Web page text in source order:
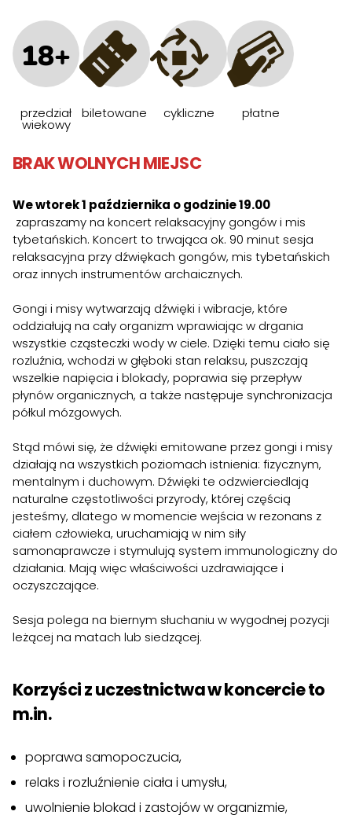
18+
przedział
wiekowy
biletowane cykliczne płatne
BRAK WOLNYCH MIEJSC
We wtorek 1 października o godzinie 19.00
zapraszamy na koncert relaksacyjny gongów i mis
tybetańskich. Koncert to trwająca ok. 90 minut sesja
relaksacyjna przy dźwiękach gongów, mis tybetańskich
oraz innych instrumentów archaicznych.
Gongi i misy wytwarzają dźwięki i wibracje, które
oddziałują na cały organizm wprawiając w drgania
wszystkie cząsteczki wody w ciele. Dzięki temu ciało się
rozluźnia, wchodzi w głęboki stan relaksu, puszczają
wszelkie napięcia i blokady, poprawia się przepływ
płynów organicznych, a także następuje synchronizacja
półkul mózgowych.
Stąd mówi się, że dźwięki emitowane przez gongi i misy
działają na wszystkich poziomach istnienia: fizycznym,
mentalnym i duchowym. Dźwięki te odzwierciedlają
naturalne częstotliwości przyrody, której częścią
jesteśmy, dlatego w momencie wejścia w rezonans z
ciałem człowieka, uruchamiają w nim siły
samonaprawcze i stymulują system immunologiczny do
działania. Mają więc właściwości uzdrawiające i
oczyszczające.
Sesja polega na biernym słuchaniu w wygodnej pozycji
leżącej na matach lub siedzącej.
Korzyści z uczestnictwa w koncercie to
m.in.
poprawa samopoczucia,
relaks i rozluźnienie ciała i umysłu,
uwolnienie blokad i zastojów w organizmie,